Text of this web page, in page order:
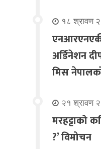
१८ श्रावण
अर्डिनेशन
मिस
२१ श्रावण
मरहट्टाको
?’ विमोचन